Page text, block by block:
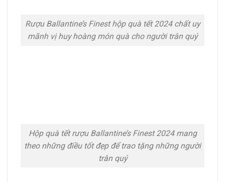
Rượu Ballantine’s Finest hộp quà tết 2024 chất uy
mãnh vị huy hoàng món quà cho người trân quý
Hộp quà tết rượu Ballantine’s Finest 2024 mang
theo những điều tốt đẹp để trao tặng những người
trân quý